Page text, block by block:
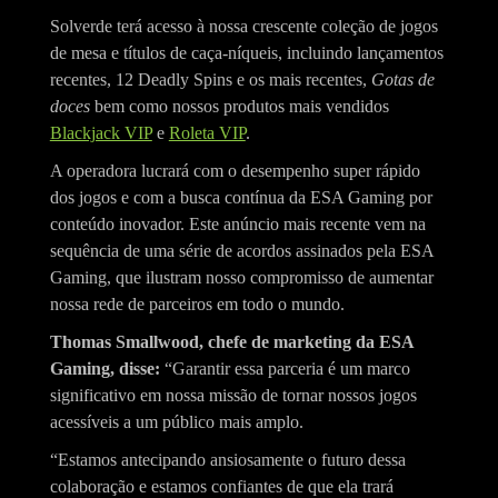
Solverde terá acesso à nossa crescente coleção de jogos
de mesa e títulos de caça-níqueis, incluindo lançamentos
recentes, 12 Deadly Spins e os mais recentes, Gotas de
docesbem como nossos produtos mais vendidos
Blackjack VIPe Roleta VIP.
A operadora lucrará com o desempenho super rápido
dos jogos e com a busca contínua da ESA Gaming por
conteúdo inovador. Este anúncio mais recente vem na
sequência de uma série de acordos assinados pela ESA
Gaming, que ilustram nosso compromisso de aumentar
nossa rede de parceiros em todo o mundo.
Thomas Smallwood, chefe de marketing da ESA
Gaming, disse: “Garantir essa parceria é um marco
significativo em nossa missão de tornar nossos jogos
acessíveis a um público mais amplo.
“Estamos antecipando ansiosamente o futuro dessa
colaboração e estamos confiantes de que ela trará